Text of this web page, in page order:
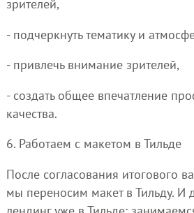
зрителей,
- подчеркнуть тематику и
- привлечь внимание зрителей,
- создать общее впечатление
качества.
6. Работаем с макетом в Тильде
После согласования итогового
мы переносим макет в Тильду. И